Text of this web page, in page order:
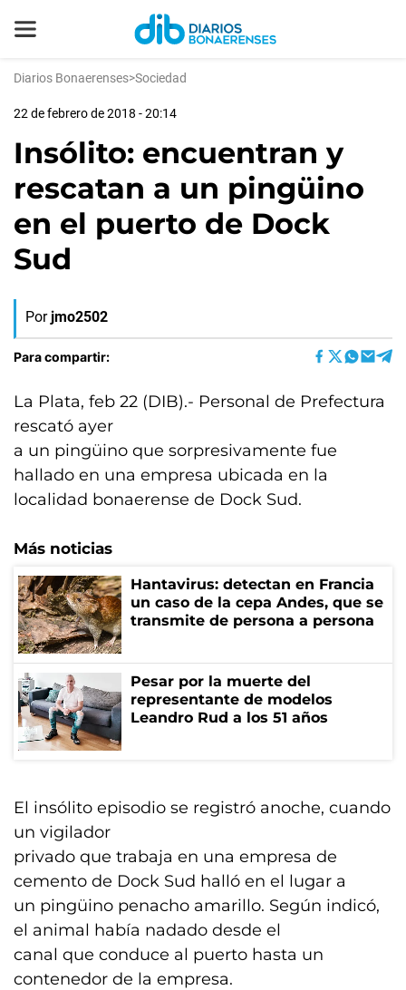
Diarios Bonaerenses>Sociedad
22 de febrero de 2018 - 20:14
Insólito: encuentran y
rescatan a un pingüino
en el puerto de Dock
Sud
Por jmo2502
Para compartir:
La Plata, feb 22 (DIB).- Personal de Prefectura
rescató ayer
a un pingüino que sorpresivamente fue
hallado en una empresa ubicada en la
localidad bonaerense de Dock Sud.
Más noticias
Hantavirus: detectan en Francia
un caso de la cepa Andes, que se
transmite de persona a persona
Pesar por la muerte del
representante de modelos
Leandro Rud a los 51 años
El insólito episodio se registró anoche, cuando
un vigilador
privado que trabaja en una empresa de
cemento de Dock Sud halló en el lugar a
un pingüino penacho amarillo. Según indicó,
el animal había nadado desde el
canal que conduce al puerto hasta un
contenedor de la empresa.